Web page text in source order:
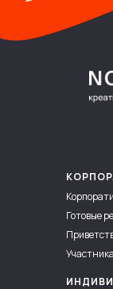
Готовые